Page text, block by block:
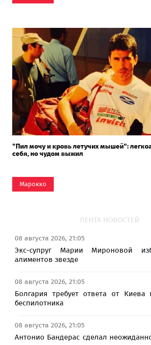
"Пил мочу и кровь летучих мышей":
себя, но чудом выжил
Марокко
ЛЕНТА НОВОСТЕЙ
08 августа 2026, 21:05
Экс-супруг Марии Мироновой
алиментов звезде
08 августа 2026, 21:05
Болгария требует ответа от Киева
беспилотника
08 августа 2026, 21:05
Антонио Бандерас сделал